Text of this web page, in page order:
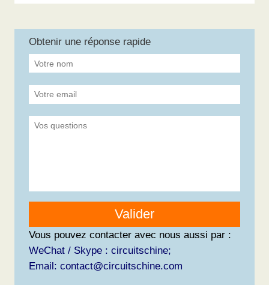
Obtenir une réponse rapide
Valider
Vous pouvez contacter avec nous aussi par :
WeChat / Skype : circuitschine;
Email: contact@circuitschine.com